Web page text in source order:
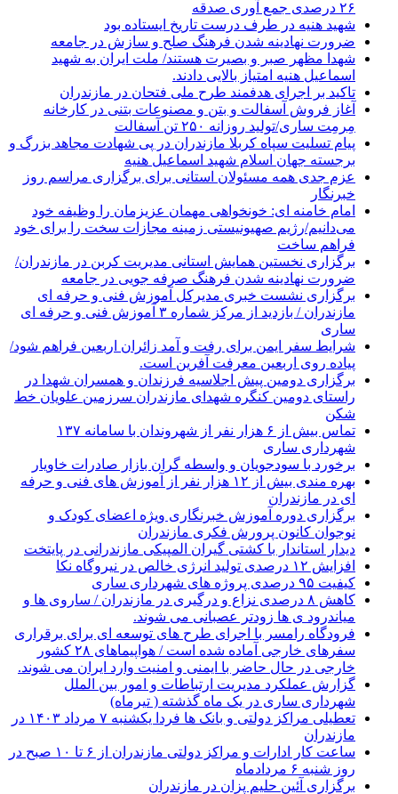
۲۶ درصدی جمع آوری صدقه
شهید هنیه در طرف درست تاریخ ایستاده بود
ضرورت نهادینه شدن فرهنگ صلح و سازش در جامعه
شهدا مظهر صبر و بصیرت هستند/ ملت ایران به شهید
اسماعیل هنیه امتیاز بالایی دادند.
تاکید بر اجرای هدفمند طرح ملی فتحان در مازندران
آغاز فروش آسفالت و بتن و مصنوعات بتنی در کارخانه
مِرمِت ساری/تولید روزانه ۲۵۰ تن آسفالت
پیام تسلیت سپاه کربلا مازندران در پی شهادت مجاهد بزرگ و
برجسته جهان اسلام شهید اسماعیل هنیه
عزم جدی همه مسئولان استانی برای برگزاری مراسم روز
خبرنگار
امام خامنه ای: خونخواهی مهمان عزیزمان را وظیفه خود
می‌دانیم/رژیم صهیونیستی زمینه مجازات سخت را برای خود
فراهم ساخت
برگزاری نخستین همایش استانی مدیریت کربن در مازندران/
ضرورت نهادینه شدن فرهنگ صرفه جویی در جامعه
برگزاری نشست خبری مدیرکل آموزش فنی و حرفه ای
مازندران / بازدید از مرکز شماره ۳ آموزش فنی و حرفه ای
ساری
شرایط سفر ایمن برای رفت و آمد زائران اربعین فراهم شود/
پیاده روی اربعین معرفت آفرین است.
برگزاری دومین پیش اجلاسیه فرزندان و همسران شهدا در
راستای دومین کنگره شهدای مازندران سرزمین علویان خط
شکن
تماس بیش از ۶ هزار نفر از شهروندان با سامانه ۱۳۷
شهرداری ساری
برخورد با سودجویان و واسطه گران بازار صادرات خاویار
بهره مندی بیش از ۱۲ هزار نفر از آموزش های فنی و حرفه
ای در مازندران
برگزاری دوره آموزش خبرنگاری ویژه اعضای کودک و
نوجوان کانون پرورش فکری مازندران
دیدار استاندار با کشتی گیران المپیکی مازندرانی در پایتخت
افزایش ۱۲ درصدی تولید انرژی خالص در نیروگاه نکا
کیفیت ۹۵ درصدی پروژه های شهرداری ساری
کاهش ۸ درصدی نزاع و درگیری در مازندران / ساروی ها و
میاندرود ی ها زودتر عصبانی می شوند.
فرودگاه رامسر با اجرای طرح های توسعه ای برای برقراری
سفرهای خارجی آماده شده است / هواپیماهای ۲۸ کشور
خارجی در حال حاضر با ایمنی و امنیت وارد ایران می شوند.
گزارش عملکرد مدیریت ارتباطات و امور بین الملل
شهرداری ساری در یک ماه گذشته ( تیرماه)
تعطیلی مراکز دولتی و بانک ها فردا یکشنبه ۷ مرداد ۱۴۰۳ در
مازندران
ساعت کار ادارات و مراکز دولتی مازندران از ۶ تا ۱۰ صبح در
روز شنبه ۶ مردادماه
برگزاری آئین حلیم پزان در مازندران